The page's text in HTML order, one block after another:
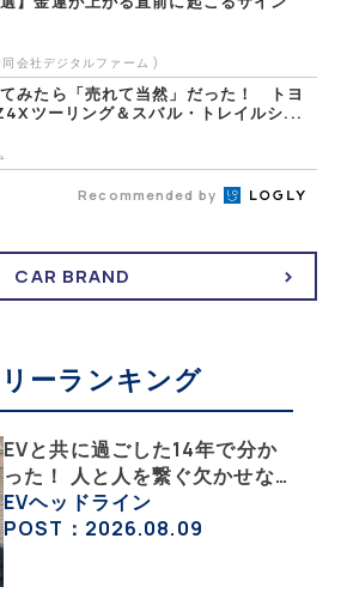
同会社デジタルファーム )
みたら「売れて当然」だった！ トヨ
ツーリング＆スバル・トレイルシ...
Recommended by
CAR BRAND
ーランキング
EVと共に過ごした14年で分か
った！ 人と人を繋ぐ欠かせな
い相棒、それがEV!!【EV総合
研究所のリアルEVライフ：そ
EVヘッドライン
POST：2026.08.09